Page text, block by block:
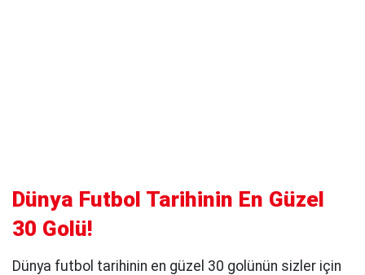
Dünya Futbol Tarihinin En Güzel
30 Golü!
Dünya futbol tarihinin en güzel 30 golünün sizler için